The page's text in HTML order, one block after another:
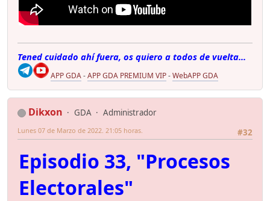
Tened cuidado ahí fuera, os quiero a todos de vuelta...
APP GDA-APP GDA PREMIUM VIP-WebAPP GDA
Dikxon GDA
Administrador
#32
Lunes 07 de Marzo de 2022. 21:05 horas.
Episodio 33, "Procesos
Electorales"